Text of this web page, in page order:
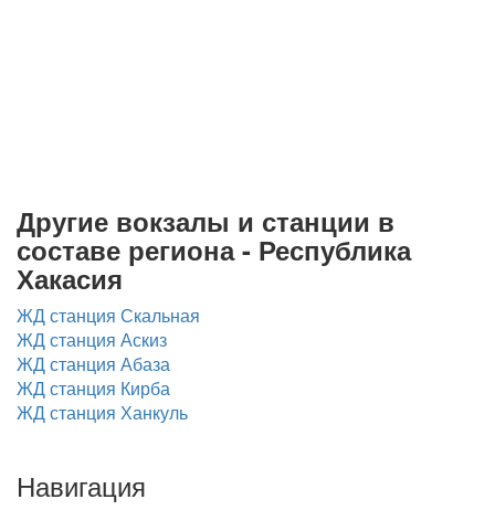
Другие вокзалы и станции в
составе региона - Республика
Хакасия
ЖД станция Скальная
ЖД станция Аскиз
ЖД станция Абаза
ЖД станция Кирба
ЖД станция Ханкуль
Навигация